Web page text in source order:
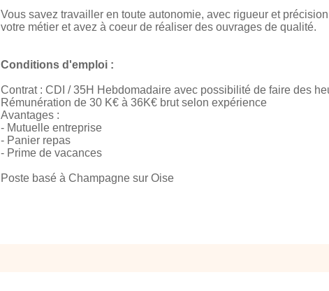
Vous savez travailler en toute autonomie, avec rigueur et
votre métier et avez à coeur de réaliser des ouvrages de qualité.
Conditions d'emploi :
Contrat : CDI / 35H Hebdomadaire avec possibilité de faire des
Rémunération de 30 K€ à 36K€ brut selon expérience
Avantages :
- Mutuelle entreprise
- Panier repas
- Prime de vacances
Poste basé à Champagne sur Oise